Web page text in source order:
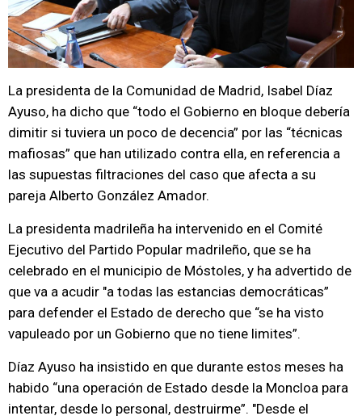
La presidenta de la Comunidad de Madrid, Isabel Díaz
Ayuso, ha dicho que “todo el Gobierno en bloque debería
dimitir si tuviera un poco de decencia” por las “técnicas
mafiosas” que han utilizado contra ella, en referencia a
las supuestas filtraciones del caso que afecta a su
pareja Alberto González Amador.
La presidenta madrileña ha intervenido en el Comité
Ejecutivo del Partido Popular madrileño, que se ha
celebrado en el municipio de Móstoles, y ha advertido de
que va a acudir "a todas las estancias democráticas”
para defender el Estado de derecho que “se ha visto
vapuleado por un Gobierno que no tiene limites”.
Díaz Ayuso ha insistido en que durante estos meses ha
habido “una operación de Estado desde la Moncloa para
intentar, desde lo personal, destruirme”. "Desde el